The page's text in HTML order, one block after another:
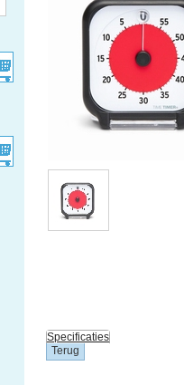
Specificaties